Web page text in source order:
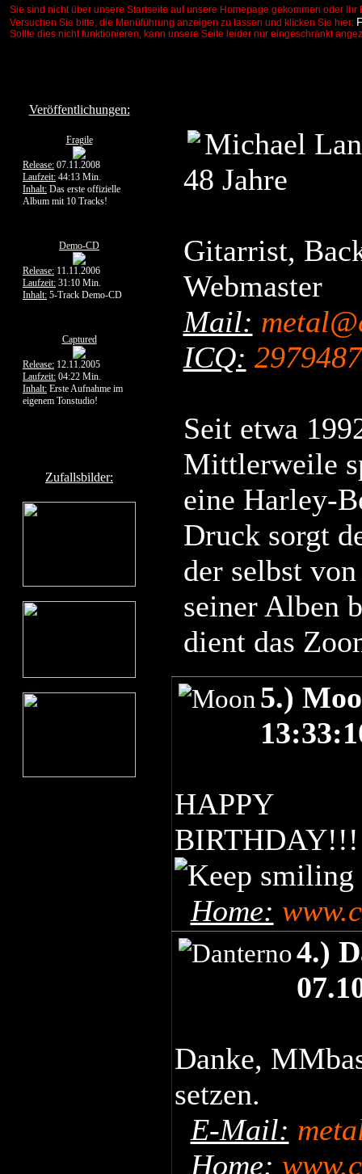
Sie sind nicht über unsere Startseite auf unsere Homepage gekommen oder
Versuchen Sie bitte, die Menüführung anzeigen zu lassen und klicken Sie hier:
Sollte dies nicht funktionieren, kann unsere Seite leider nur eingeschränkt
Veröffentlichungen:
Fragile
Release: 07.11.2008
Laufzeit: 44:13 Min.
Inhalt: Das erste offizielle
Album mit 10 Tracks!
Demo-CD
Release: 11.11.2006
Laufzeit: 31:10 Min.
Inhalt: 5-Track Demo-CD
Captured
Release: 12.11.2005
Laufzeit: 04:22 Min.
Inhalt: Erste Aufnahme im
eigenem Tonstudio!
Zufallsbilder:
Michael
48 Jahre
Gitarrist,
Webmaster
Mail:
ICQ:
Seit etwa
Mittlerweile
eine Harley-
Druck sorgt
der selbst
seiner Alben
dient das
5.)
HAPPY
Home:
4.)
Danke,
setzen.
E-Mail:
Home: